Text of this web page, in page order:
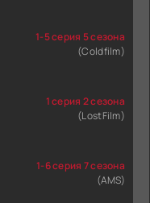
1-5 серия 5 сезона
(Coldfilm)
1 серия 2 сезона
(LostFilm)
1-6 серия 7 сезона
(AMS)